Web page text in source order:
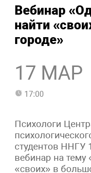
Вебинар
найти
городе»
17 МАР
17:00
Психологи
студентов ННГУ
вебинар на тему
«своих» в